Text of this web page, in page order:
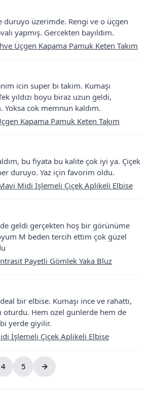
duruyo üzerimde. Rengi ve o üçgen
yapmış. Gercekten bayıldım.
Üçgen Kapama Pamuk Keten Takım
icin super bi takim. Kumaşı
yıldızı boyu biraz uzun geldi,
Yoksa cok memnun kaldım.
Kapama Pamuk Keten Takım
bu fiyata bu kalite çok iyi ya. Çiçek
duruyo. Yaz için favorim oldu.
Midi İşlemeli Çiçek Aplikeli Elbise
geldi gerçekten hoş bir görünüme
M beden tercih ettim çok güzel
Payetli Gömlek Yaka Bluz
bir elbise. Kumaşı ince ve rahattı,
oturdu. Hem ozel gunlerde hem de
yerde giyilir.
İşlemeli Çiçek Aplikeli Elbise
4 5